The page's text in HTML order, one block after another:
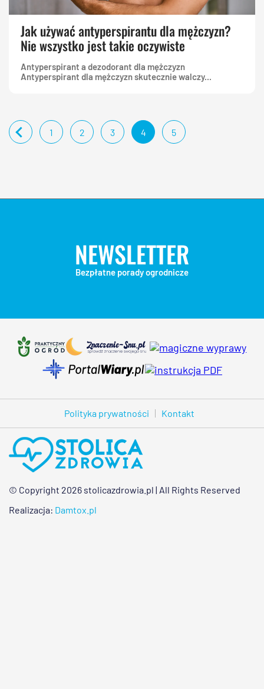
Jak używać antyperspirantu dla mężczyzn?
Nie wszystko jest takie oczywiste
Antyperspirant a dezodorant dla mężczyzn
Antyperspirant dla mężczyzn skutecznie walczy...
1 2 3 4 5
NEWSLETTER
Bezpłatne porady ogrodnicze
Polityka prywatności Kontakt
© Copyright 2026 stolicazdrowia.pl | All Rights Reserved
Realizacja: Damtox.pl